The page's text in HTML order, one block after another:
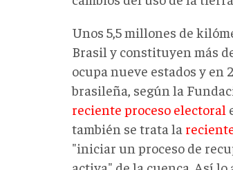
Unos 5,5 millones de
Brasil y constituyen más
ocupa nueve estados y en
brasileña, según la
reciente proceso electoral
también se trata la
"iniciar un proceso de